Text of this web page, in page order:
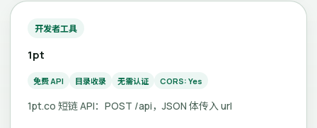
开发者工具
1pt
免费 API 目录收录 无需认证 CORS: Yes
1pt.co 短链 API：POST /api，JSON 体传入 url